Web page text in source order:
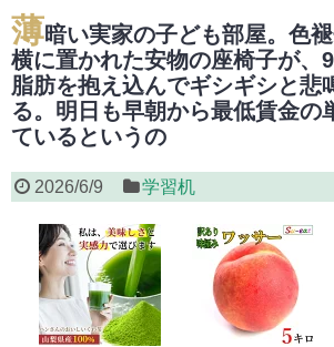
薄暗い実家の子ども部屋。色
横に置かれた安物の座椅子が、
脂肪を抱え込んでギシギシと悲
る。明日も早朝から最低賃金の
ているというの
2026/6/9 学習机